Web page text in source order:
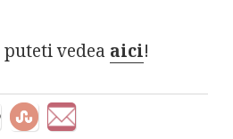
vedea aici!